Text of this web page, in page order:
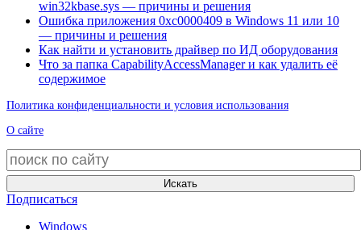
win32kbase.sys — причины и решения
Ошибка приложения 0xc0000409 в Windows 11 или 10
— причины и решения
Как найти и установить драйвер по ИД оборудования
Что за папка CapabilityAccessManager и как удалить её
содержимое
Политика конфиденциальности и условия использования
О сайте
Искать
Подписаться
Windows